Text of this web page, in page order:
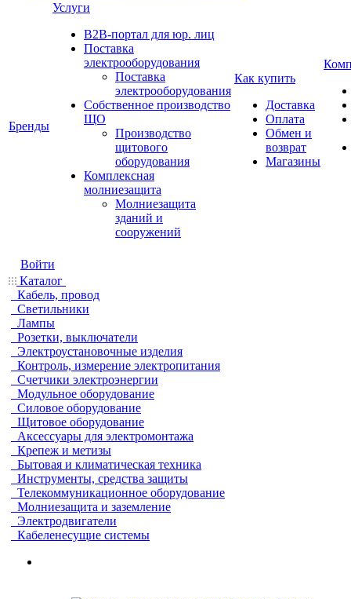
Бренды
Услуги
B2B-портал для юр. лиц
Поставка
электрооборудования
Поставка
электрооборудования
Собственное производство
ЩО
Производство
щитового
оборудования
Комплексная
молниезащита
Молниезащита
зданий и
сооружений
Как купить
Доставка
Оплата
Обмен и
возврат
Магазины
Войти
Каталог
Кабель, провод
Светильники
Лампы
Розетки, выключатели
Электроустановочные изделия
Контроль, измерение электропитания
Счетчики электроэнергии
Модульное оборудование
Силовое оборудование
Щитовое оборудование
Аксессуары для электромонтажа
Крепеж и метизы
Бытовая и климатическая техника
Инструменты, средства защиты
Телекоммуникационное оборудование
Молниезащита и заземление
Электродвигатели
Кабеленесущие системы